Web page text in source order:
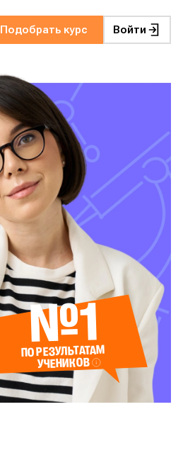
Подобрать курс Войти
№1
ПО РЕЗУЛЬТАТАМ
УЧЕНИКОВ